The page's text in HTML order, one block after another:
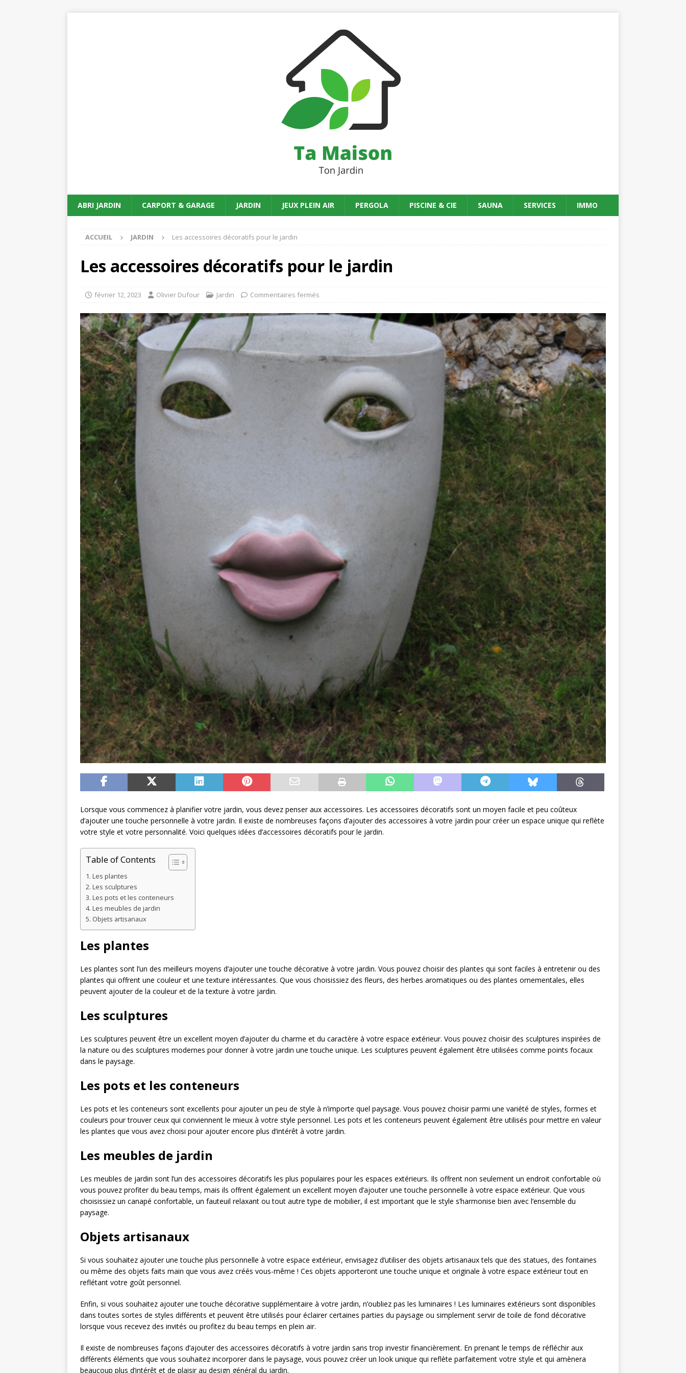
ABRI JARDIN CARPORT & GARAGE JARDIN JEUX PLEIN AIR PERGOLA PISCINE & CIE SAUNA SERVICES IMMO
ACCUEIL JARDIN Les accessoires décoratifs pour le jardin
Les accessoires décoratifs pour le jardin
février 12, 2023 Olivier Dufour Jardin Commentaires fermés
Lorsque vous commencez à planifier votre jardin, vous devez penser aux accessoires. Les accessoires décoratifs sont un moyen facile et peu coûteux
d’ajouter une touche personnelle à votre jardin. Il existe de nombreuses façons d’ajouter des accessoires à votre jardin pour créer un espace unique qui reflète
votre style et votre personnalité. Voici quelques idées d’accessoires décoratifs pour le jardin.
Table of Contents
Les plantes
Les sculptures
Les pots et les conteneurs
Les meubles de jardin
Objets artisanaux
Les plantes
Les plantes sont l’un des meilleurs moyens d’ajouter une touche décorative à votre jardin. Vous pouvez choisir des plantes qui sont faciles à entretenir ou des
plantes qui offrent une couleur et une texture intéressantes. Que vous choisissiez des fleurs, des herbes aromatiques ou des plantes ornementales, elles
peuvent ajouter de la couleur et de la texture à votre jardin.
Les sculptures
Les sculptures peuvent être un excellent moyen d’ajouter du charme et du caractère à votre espace extérieur. Vous pouvez choisir des sculptures inspirées de
la nature ou des sculptures modernes pour donner à votre jardin une touche unique. Les sculptures peuvent également être utilisées comme points focaux
dans le paysage.
Les pots et les conteneurs
Les pots et les conteneurs sont excellents pour ajouter un peu de style à n’importe quel paysage. Vous pouvez choisir parmi une variété de styles, formes et
couleurs pour trouver ceux qui conviennent le mieux à votre style personnel. Les pots et les conteneurs peuvent également être utilisés pour mettre en valeur
les plantes que vous avez choisi pour ajouter encore plus d’intérêt à votre jardin.
Les meubles de jardin
Les meubles de jardin sont l’un des accessoires décoratifs les plus populaires pour les espaces extérieurs. Ils offrent non seulement un endroit confortable où
vous pouvez profiter du beau temps, mais ils offrent également un excellent moyen d’ajouter une touche personnelle à votre espace extérieur. Que vous
choisissiez un canapé confortable, un fauteuil relaxant ou tout autre type de mobilier, il est important que le style s’harmonise bien avec l’ensemble du
paysage.
Objets artisanaux
Si vous souhaitez ajouter une touche plus personnelle à votre espace extérieur, envisagez d’utiliser des objets artisanaux tels que des statues, des fontaines
ou même des objets faits main que vous avez créés vous-même ! Ces objets apporteront une touche unique et originale à votre espace extérieur tout en
reflétant votre goût personnel.
Enfin, si vous souhaitez ajouter une touche décorative supplémentaire à votre jardin, n’oubliez pas les luminaires ! Les luminaires extérieurs sont disponibles
dans toutes sortes de styles différents et peuvent être utilisés pour éclairer certaines parties du paysage ou simplement servir de toile de fond décorative
lorsque vous recevez des invités ou profitez du beau temps en plein air.
Il existe de nombreuses façons d’ajouter des accessoires décoratifs à votre jardin sans trop investir financièrement. En prenant le temps de réfléchir aux
différents éléments que vous souhaitez incorporer dans le paysage, vous pouvez créer un look unique qui reflète parfaitement votre style et qui amènera
beaucoup plus d’intérêt et de plaisir au design général du jardin.